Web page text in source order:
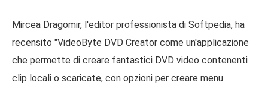
Mircea Dragomir, l'editor professionista di Softpedia, ha
recensito "VideoByte DVD Creator come un'applicazione
che permette di creare fantastici DVD video contenenti
clip locali o scaricate, con opzioni per creare menu